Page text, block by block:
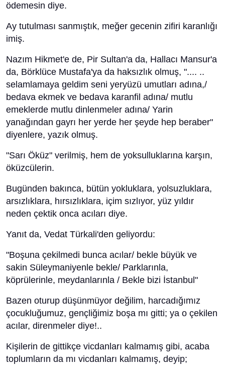
ödemesin diye.
Ay tutulması sanmıştık, meğer gecenin zifiri karanlığı
imiş.
Nazım Hikmet'e de, Pir Sultan'a da, Hallacı Mansur'a
da, Börklüce Mustafa'ya da haksızlık olmuş, ".... ..
selamlamaya geldim seni yeryüzü umutları adına,/
bedava ekmek ve bedava karanfil adına/ mutlu
emeklerde mutlu dinlenmeler adına/ Yarin
yanağından gayrı her yerde her şeyde hep beraber"
diyenlere, yazık olmuş.
"Sarı Öküz" verilmiş, hem de yoksulluklarına karşın,
öküzcülerin.
Bugünden bakınca, bütün yokluklara, yolsuzluklara,
arsızlıklara, hırsızlıklara, içim sızlıyor, yüz yıldır
neden çektik onca acıları diye.
Yanıt da, Vedat Türkali'den geliyordu:
"Boşuna çekilmedi bunca acılar/ bekle büyük ve
sakin Süleymaniyenle bekle/ Parklarınla,
köprülerinle, meydanlarınla / Bekle bizi İstanbul"
Bazen oturup düşünmüyor değilim, harcadığımız
çocukluğumuz, gençliğimiz boşa mı gitti; ya o çekilen
acılar, direnmeler diye!..
Kişilerin de gittikçe vicdanları kalmamış gibi, acaba
toplumların da mı vicdanları kalmamış, deyip;